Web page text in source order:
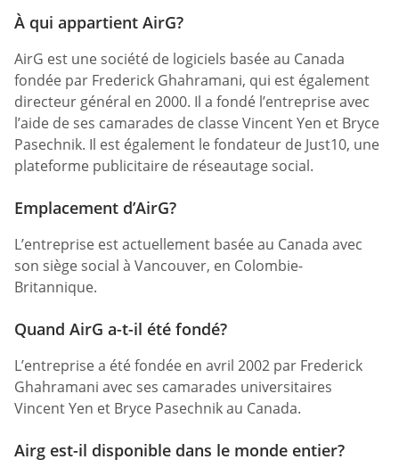
À qui appartient AirG?
AirG est une société de logiciels basée au Canada
fondée par Frederick Ghahramani, qui est également
directeur général en 2000. Il a fondé l’entreprise avec
l’aide de ses camarades de classe Vincent Yen et Bryce
Pasechnik. Il est également le fondateur de Just10, une
plateforme publicitaire de réseautage social.
Emplacement d’AirG?
L’entreprise est actuellement basée au Canada avec
son siège social à Vancouver, en Colombie-
Britannique.
Quand AirG a-t-il été fondé?
L’entreprise a été fondée en avril 2002 par Frederick
Ghahramani avec ses camarades universitaires
Vincent Yen et Bryce Pasechnik au Canada.
Airg est-il disponible dans le monde entier?